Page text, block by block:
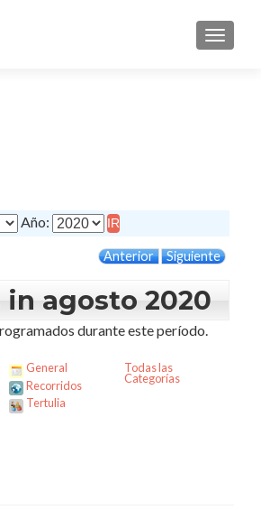
Año:
Anterior Siguiente
in agosto 2020
durante este período.
General
Recorridos
Tertulia
Todas las
Categorías